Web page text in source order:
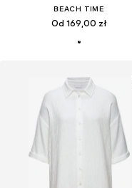
BEACH TIME
Od 169,00 zł